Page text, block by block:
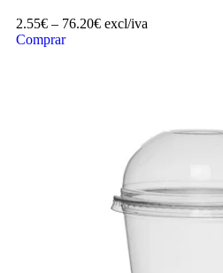
2.55€ – 76.20€ excl/iva
Comprar